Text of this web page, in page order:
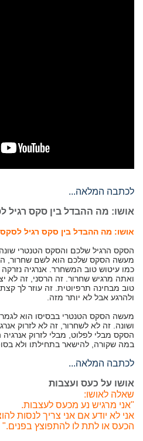
לכתבה המלאה...
אושו: מה ההבדל בין סקס רגיל
אושו: מה ההבדל בין סקס רגיל
הסקס הרגיל שלכם והסקס הטנטרי
מעשה הסקס שלכם הוא לשם שחרור,
כמו עיטוש טוב המשחרר. אנרגיה
ואתה מרגיש שחרור. זה הרסני, זה לא
טוב מבחינה תרפיוטית. זה עוזר לך קצת
ולהרגע אבל לא יותר מזה.
מעשה הסקס הטנטרי בבסיסו הוא
ושונה. זה לא לשחרור, זה לא לזרוק
הסקס מבלי לפלוט, מבלי לזרוק
במה שקורה, להישאר בתחילתו ולא
לכתבה המלאה...
אושו על כעס ועצבות
שאלה לאושו:
"אני מרגיש נע מכעס לעצבות.
אני לא יודע אם אני צריך לנסות
הכעס או לתת לו להתפוצץ בפנים."